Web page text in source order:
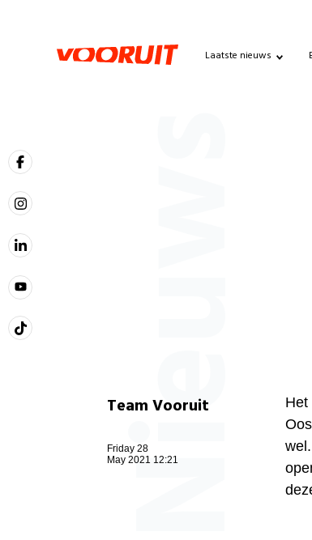
Laatste nieuws
Nieuws
Team Vooruit
Friday 28
May 2021 12:21
Het